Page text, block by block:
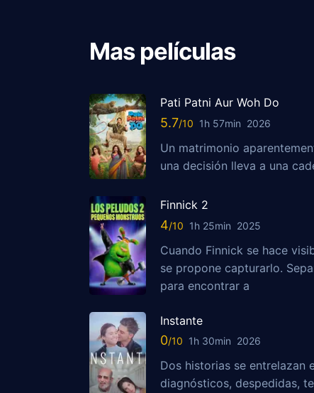
Mas películas
Pati Patni Aur Woh Do
5.7 1h 57min 2026
Un matrimonio
una decisión lleva a una
Finnick 2
4 1h 25min 2025
Cuando Finnick se hace
se propone capturarlo.
para encontrar a
Instante
0 1h 30min 2026
Dos historias se entrelazan
diagnósticos, despedidas,